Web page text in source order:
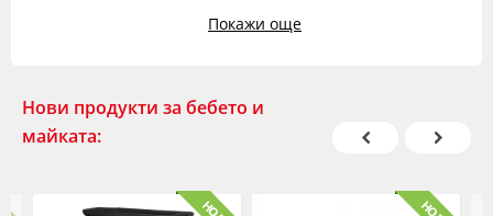
Покажи още
Нови продукти за бебето и
майката: